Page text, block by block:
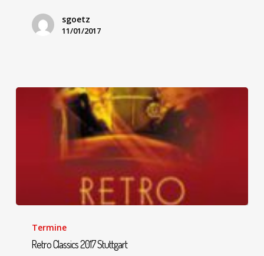
sgoetz
11/01/2017
Termine
Retro Classics 2017 Stuttgart